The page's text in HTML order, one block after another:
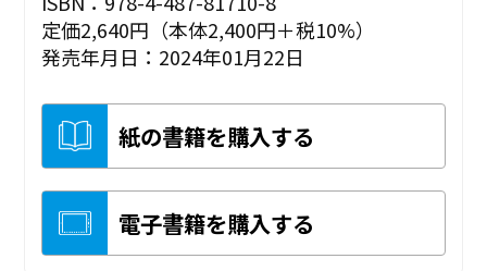
定価2,640円（本体2,400円＋税10%）
発売年月日：2024年01月22日
紙の書籍を購入する
電子書籍を購入する